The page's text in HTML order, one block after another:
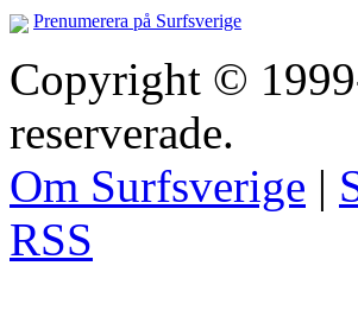
Prenumerera på Surfsverige
Copyright ©
reserverade.
Om Surfsverige |
RSS